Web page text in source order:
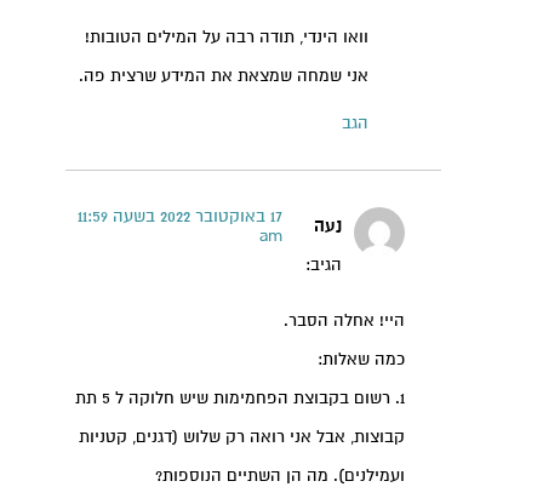
וואו הינדי, תודה רבה על המילים הטובות!
אני שמחה שמצאת את המידע שרצית פה.
הגב
נעה
הגיב:
17 באוקטובר 2022 בשעה 11:59
am
היי! אחלה הסבר.
כמה שאלות:
1. רשום בקבוצת הפחמימות שיש חלוקה ל 5 תת
קבוצות, אבל אני רואה רק שלוש (דגנים, קטניות
ועמילנים). מה הן השתיים הנוספות?